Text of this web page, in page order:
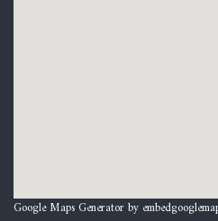
Google Maps Generator by